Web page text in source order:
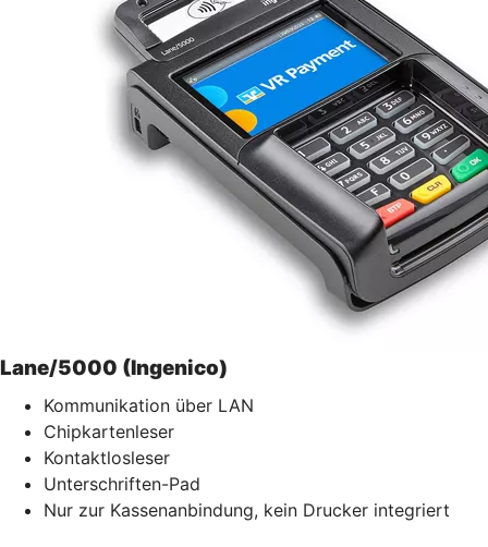
Lane/5000 (Ingenico)
Kommunikation über LAN
Chipkartenleser
Kontaktlosleser
Unterschriften-Pad
Nur zur Kassenanbindung, kein Drucker integriert